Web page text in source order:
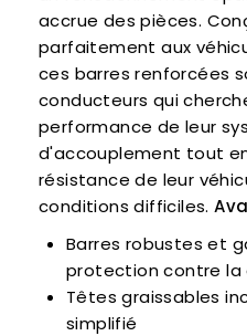
accrue des pièces.
parfaitement aux
ces barres renforcées
conducteurs qui
performance de leur
d'accouplement tout
résistance de leur
conditions difficiles.
Barres robustes et
protection contre la
Têtes graissables
simplifié